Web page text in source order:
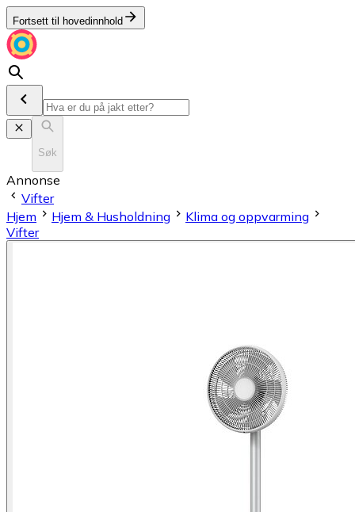
Fortsett til hovedinnhold
Søk
Annonse
Vifter
Hjem
Hjem & Husholdning
Klima og oppvarming
Vifter